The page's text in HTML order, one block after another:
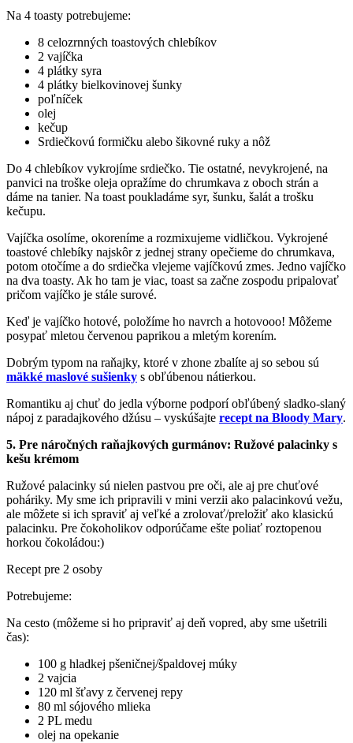
Na 4 toasty potrebujeme:
8 celozrnných toastových chlebíkov
2 vajíčka
4 plátky syra
4 plátky bielkovinovej šunky
poľníček
olej
kečup
Srdiečkovú formičku alebo šikovné ruky a nôž
Do 4 chlebíkov vykrojíme srdiečko. Tie ostatné, nevykrojené, na
panvici na troške oleja opražíme do chrumkava z oboch strán a
dáme na tanier. Na toast poukladáme syr, šunku, šalát a trošku
kečupu.
Vajíčka osolíme, okoreníme a rozmixujeme vidličkou. Vykrojené
toastové chlebíky najskôr z jednej strany opečieme do chrumkava,
potom otočíme a do srdiečka vlejeme vajíčkovú zmes. Jedno vajíčko
na dva toasty. Ak ho tam je viac, toast sa začne zospodu pripalovať
pričom vajíčko je stále surové.
Keď je vajíčko hotové, položíme ho navrch a hotovooo! Môžeme
posypať mletou červenou paprikou a mletým korením.
Dobrým typom na raňajky, ktoré v zhone zbalíte aj so sebou sú
mäkké maslové sušienky s obľúbenou nátierkou.
Romantiku aj chuť do jedla výborne podporí obľúbený sladko-slaný
nápoj z paradajkového džúsu – vyskúšajte recept na Bloody Mary.
5. Pre náročných raňajkových gurmánov: Ružové palacinky s
kešu krémom
Ružové palacinky sú nielen pastvou pre oči, ale aj pre chuťové
poháriky. My sme ich pripravili v mini verzii ako palacinkovú vežu,
ale môžete si ich spraviť aj veľké a zrolovať/preložiť ako klasickú
palacinku. Pre čokoholikov odporúčame ešte poliať roztopenou
horkou čokoládou:)
Recept pre 2 osoby
Potrebujeme:
Na cesto (môžeme si ho pripraviť aj deň vopred, aby sme ušetrili
čas):
100 g hladkej pšeničnej/špaldovej múky
2 vajcia
120 ml šťavy z červenej repy
80 ml sójového mlieka
2 PL medu
olej na opekanie